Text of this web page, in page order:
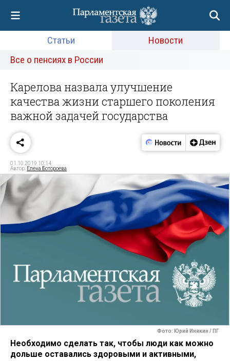
Статьи
Новости
Все о пенсиях в России
Карелова назвала улучшение
качества жизни старшего поколения
важной задачей государства
01.10.2019 10:14
Автор: Елена Ботороева
Фото: Юрий Инякин / ПГ
Необходимо сделать так, чтобы люди как можно
дольше оставались здоровыми и активными,